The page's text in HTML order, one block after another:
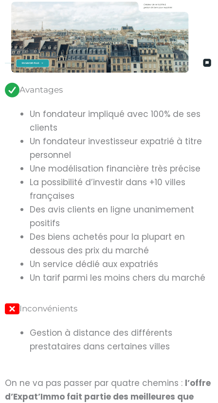
Avantages
Un fondateur impliqué avec 100% de ses
clients
Un fondateur investisseur expatrié à titre
personnel
Une modélisation financière très précise
La possibilité d’investir dans +10 villes
françaises
Des avis clients en ligne unanimement
positifs
Des biens achetés pour la plupart en
dessous des prix du marché
Un service dédié aux expatriés
Un tarif parmi les moins chers du marché
Inconvénients
Gestion à distance des différents
prestataires dans certaines villes
On ne va pas passer par quatre chemins : l’offre
d’Expat’Immo fait partie des meilleures que